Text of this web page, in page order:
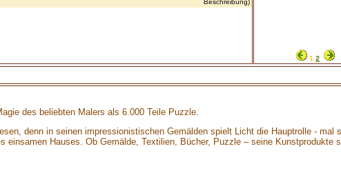
Beschreibung)
1 2
des beliebten Malers als 6.000 Teile Puzzle.
denn in seinen impressionistischen Gemälden spielt Licht die Hauptrolle -
einsamen Hauses. Ob Gemälde, Textilien, Bücher, Puzzle – seine